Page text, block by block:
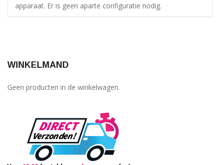
apparaat. Er is geen aparte configuratie nodig.
WINKELMAND
Geen producten in de winkelwagen.